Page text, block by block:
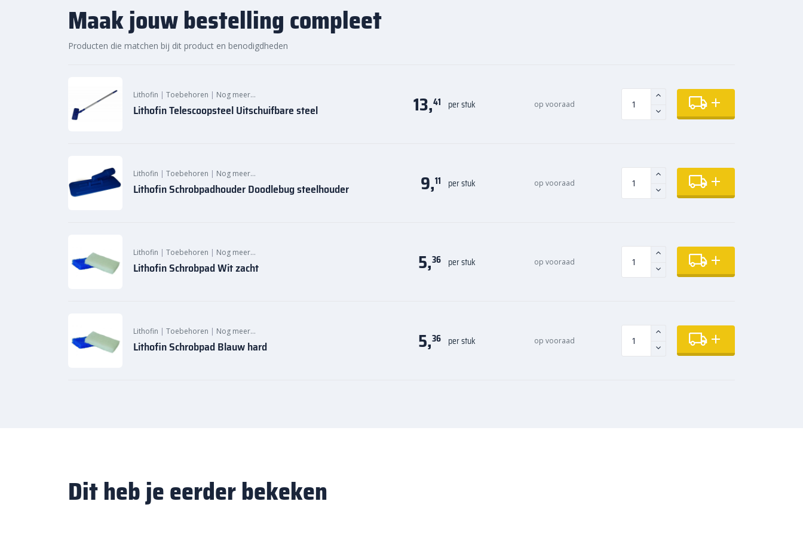
Maak jouw bestelling compleet
Producten die matchen bij dit product en benodigdheden
Lithofin | Toebehoren | Nog meer…
Lithofin Telescoopsteel Uitschuifbare steel 13,41 per stuk op vooraad
Lithofin | Toebehoren | Nog meer…
Lithofin Schrobpadhouder Doodlebug steelhouder 9,11 per stuk op vooraad
Lithofin | Toebehoren | Nog meer…
Lithofin Schrobpad Wit zacht 5,36 per stuk op vooraad
Lithofin | Toebehoren | Nog meer…
Lithofin Schrobpad Blauw hard 5,36 per stuk op vooraad
Dit heb je eerder bekeken